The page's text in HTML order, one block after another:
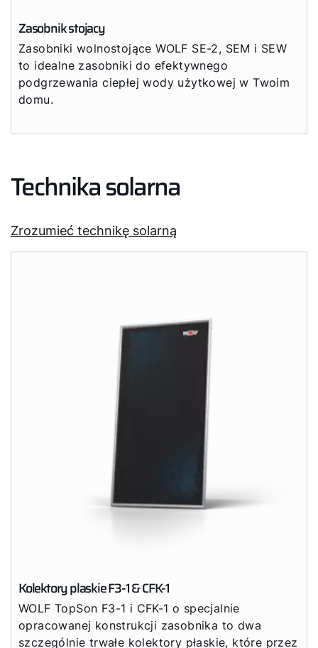
Zasobnik stojacy
Zasobniki wolnostojące WOLF SE-2, SEM i SEW
to idealne zasobniki do efektywnego
podgrzewania ciepłej wody użytkowej w Twoim
domu.
Technika solarna
Zrozumieć technikę solarną
Kolektory plaskie F3-1 & CFK-1
WOLF TopSon F3-1 i CFK-1 o specjalnie
opracowanej konstrukcji zasobnika to dwa
szczególnie trwałe kolektory płaskie, które przez